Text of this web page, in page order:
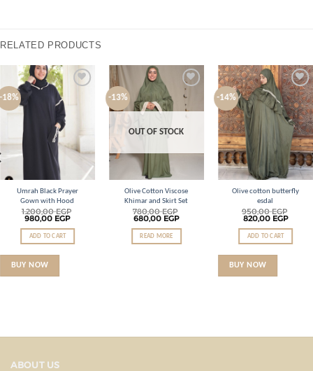
RELATED PRODUCTS
18%
Umrah Black Prayer
Gown with Hood
1.200,00EGP
980,00 EGP
ADD TO CART
BUY NOW
-13%
Add to
OUT OF STOCK
Olive Cotton Viscose
Khimar and Skirt Set
780,00EGP
680,00 EGP
READ MORE
-14%
Add to
wishlist
Olive cotton butterfly
esdal
950,00EGP
820,00 EGP
ADD TO CART
BUY NOW
ABOUT US